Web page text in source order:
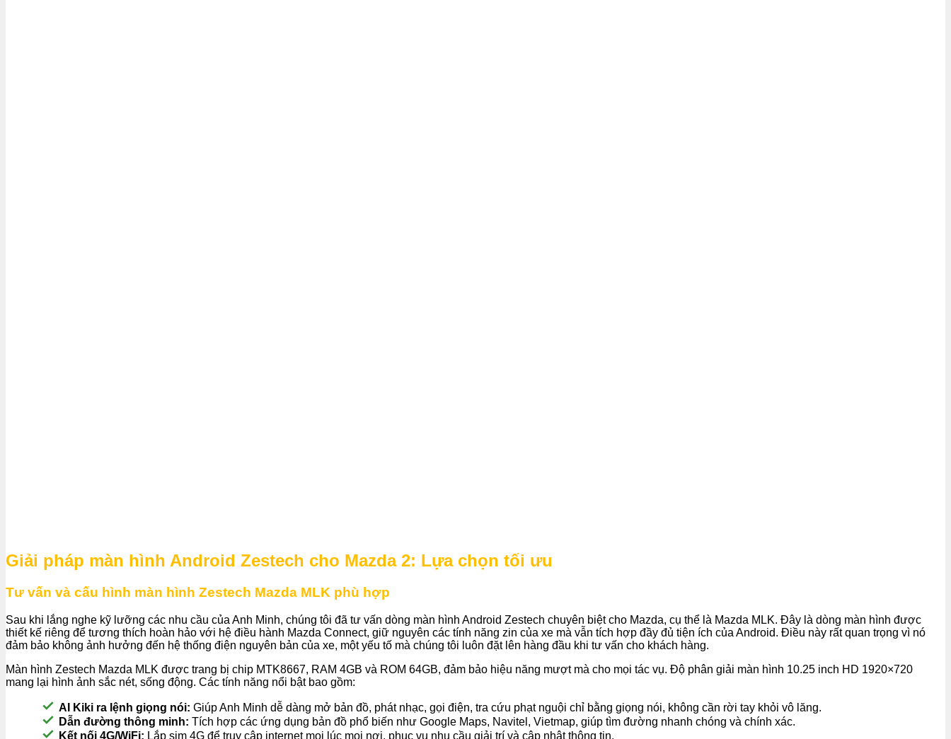
Giải pháp màn hình Android Zestech cho Mazda 2: Lựa chọn tối ưu
Tư vấn và cấu hình màn hình Zestech Mazda MLK phù hợp
Sau khi lắng nghe kỹ lưỡng các nhu cầu của Anh Minh, chúng tôi đã tư vấn dòng màn hình Android Zestech chuyên biệt cho Mazda, cụ thể là Mazda MLK. Đây là dòng màn hình được
thiết kế riêng để tương thích hoàn hảo với hệ điều hành Mazda Connect, giữ nguyên các tính năng zin của xe mà vẫn tích hợp đầy đủ tiện ích của Android. Điều này rất quan trọng vì nó
đảm bảo không ảnh hưởng đến hệ thống điện nguyên bản của xe, một yếu tố mà chúng tôi luôn đặt lên hàng đầu khi tư vấn cho khách hàng.
Màn hình Zestech Mazda MLK được trang bị chip MTK8667, RAM 4GB và ROM 64GB, đảm bảo hiệu năng mượt mà cho mọi tác vụ. Độ phân giải màn hình 10.25 inch HD 1920×720
mang lại hình ảnh sắc nét, sống động. Các tính năng nổi bật bao gồm:
AI Kiki ra lệnh giọng nói: Giúp Anh Minh dễ dàng mở bản đồ, phát nhạc, gọi điện, tra cứu phạt nguội chỉ bằng giọng nói, không cần rời tay khỏi vô lăng.
Dẫn đường thông minh: Tích hợp các ứng dụng bản đồ phổ biến như Google Maps, Navitel, Vietmap, giúp tìm đường nhanh chóng và chính xác.
Kết nối 4G/WiFi: Lắp sim 4G để truy cập internet mọi lúc mọi nơi, phục vụ nhu cầu giải trí và cập nhật thông tin.